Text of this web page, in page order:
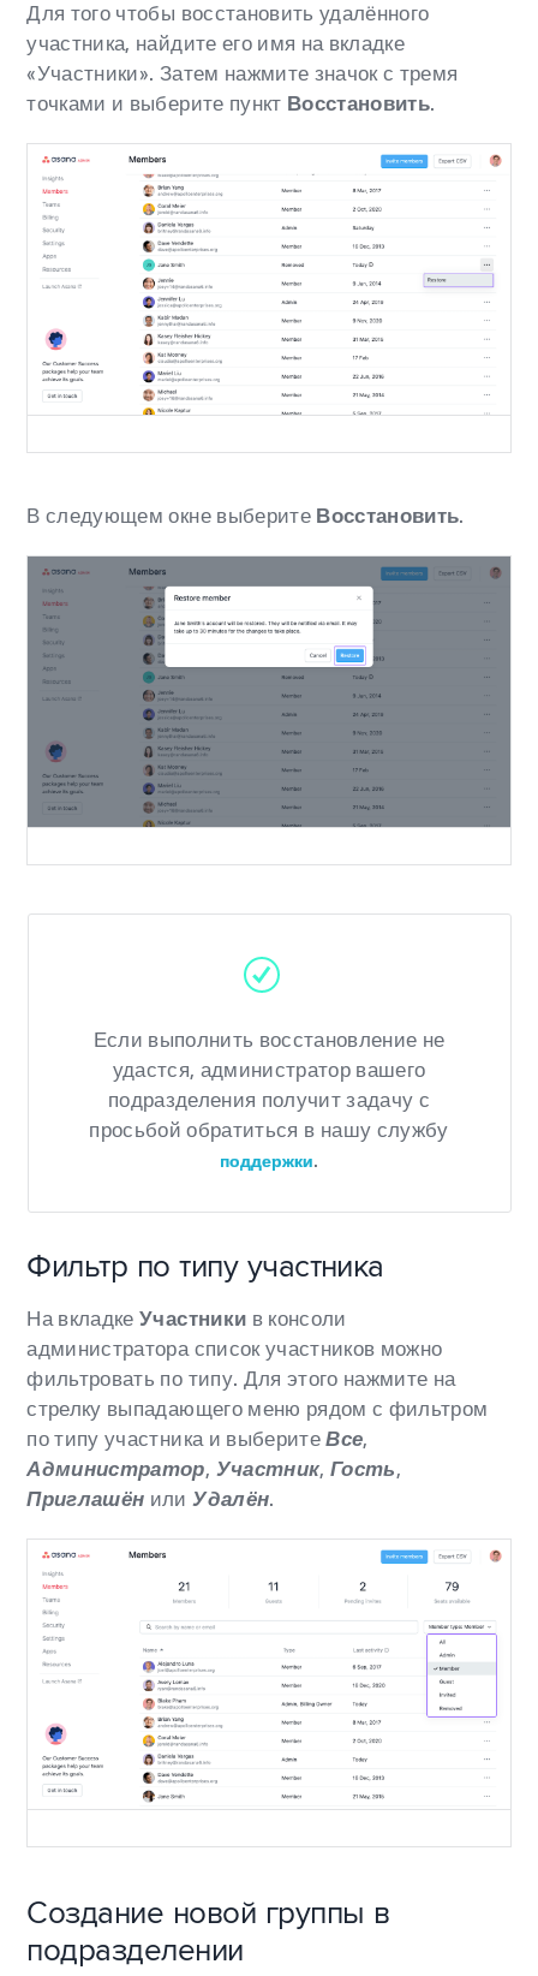
Для того чтобы восстановить удалённого
участника, найдите его имя на вкладке
«Участники». Затем нажмите значок с тремя
точками и выберите пункт Восстановить.
В следующем окне выберите Восстановить.
Если выполнить восстановление не
удастся, администратор вашего
подразделения получит задачу с
просьбой обратиться в нашу службу
поддержки
Фильтр по типу участника
На вкладкеУчастники в консоли
администратора список участников можно
фильтровать по типу. Для этого нажмите на
стрелку выпадающего меню рядом с фильтром
по типу участника и выберитеВсе
Администратор
Участник Гость
Приглашён или Удалён
Создание новой группы в
подразделении